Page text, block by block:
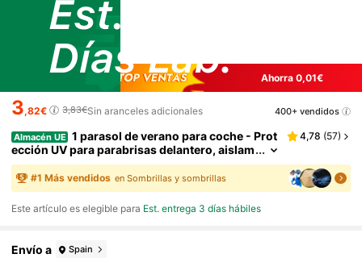
Ahorra 0,01€
3,82€ 3,83€Sin aranceles adicionales 400+ vendidos
Almacén UE 1 parasol de verano para coche - Prot
ección UV para parabrisas delantero, aislam
iento térmico y bloqueo de luz, accesorios p
ara coche, artículos esenciales para el coche
4,78 (57)
#1 Más vendidos en Sombrillas y sombrillas
Este artículo es elegible para Est. entrega 3 días hábiles
Envío a Spain